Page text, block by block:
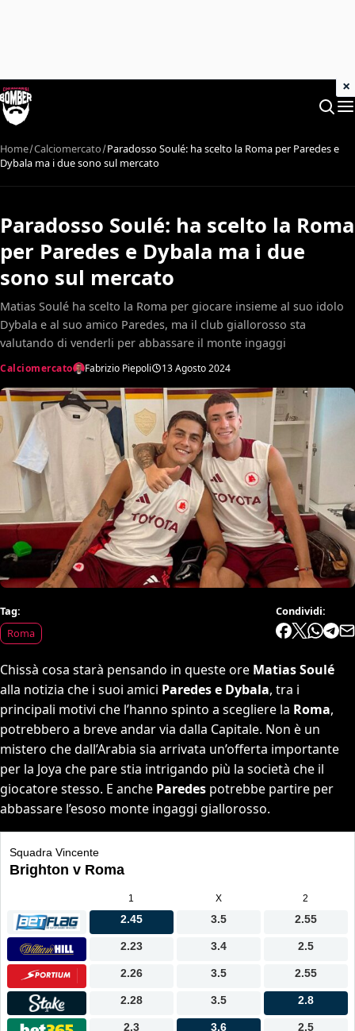
Home Calciomercato Paradosso Soulé: ha scelto la Roma per Paredes e
Dybala ma i due sono sul mercato
Paradosso Soulé: ha scelto la Roma
per Paredes e Dybala ma i due
sono sul mercato
Matias Soulé ha scelto la Roma per giocare insieme al suo idolo
Dybala e al suo amico Paredes, ma il club giallorosso sta
valutando di venderli per abbassare il monte ingaggi
Calciomercato Fabrizio Piepoli 13 Agosto 2024
Tag:
Roma
Condividi:
Chissà cosa starà pensando in queste ore Matias Soulé
alla notizia che i suoi amici Paredes e Dybala, tra i
principali motivi che l’hanno spinto a scegliere la Roma,
potrebbero a breve andar via dalla Capitale. Non è un
mistero che dall’Arabia sia arrivata un’offerta importante
per la Joya che pare stia intrigando più la società che il
giocatore stesso. E anche Paredes potrebbe partire per
abbassare l’esoso monte ingaggi giallorosso.
×